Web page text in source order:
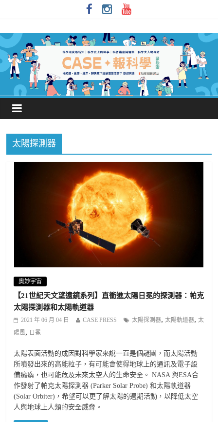
太陽探測器
奧妙宇宙
【21世紀天文望遠鏡系列】直衝進太陽日冕的探測器：帕克
太陽探測器和太陽軌道器
2021 年 06 月 04 日 CASE PRESS 太陽探測器,太陽軌道器,太
陽風, 日冕
太陽表面活動的成因對科學家來說一直是個謎團，而太陽活動
所噴發出來的高能粒子，有可能會使得地球上的通訊及電子設
備癱瘓，也可能危及未來太空人的生命安全。 NASA 與ESA合
作發射了帕克太陽探測器 (Parker Solar Probe) 和太陽軌道器
(Solar Orbiter)，希望可以更了解太陽的週期活動，以降低太空
人與地球上人類的安全威脅。